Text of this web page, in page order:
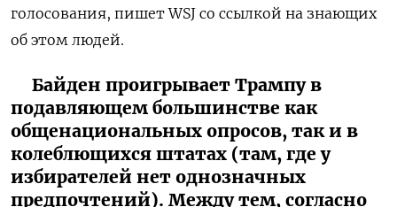
голосования, пишет WSJ со ссылкой на знающих
об этом людей.
Байден проигрывает Трампу в
подавляющем большинстве как
общенациональных опросов, так и в
колеблющихся штатах (там, где у
избирателей нет однозначных
предпочтений). Между тем, согласно